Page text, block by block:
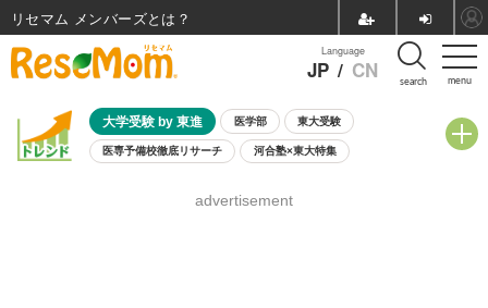
menu
Language
JP / CN search
大学受験 by 東進 医学部 東大受験
医専予備校徹底リサーチ 河合塾×東大特集
8月開催学校説明会・相談会
advertisement
リセマム メンバーズ